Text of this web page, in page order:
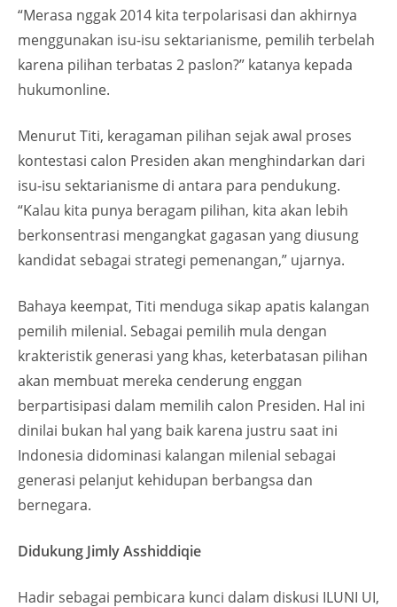
“Merasa nggak 2014 kita terpolarisasi dan akhirnya
menggunakan isu-isu sektarianisme, pemilih terbelah
karena pilihan terbatas 2 paslon?” katanya kepada
hukumonline.
Menurut Titi, keragaman pilihan sejak awal proses
kontestasi calon Presiden akan menghindarkan dari
isu-isu sektarianisme di antara para pendukung.
“Kalau kita punya beragam pilihan, kita akan lebih
berkonsentrasi mengangkat gagasan yang diusung
kandidat sebagai strategi pemenangan,” ujarnya.
Bahaya keempat, Titi menduga sikap apatis kalangan
pemilih milenial. Sebagai pemilih mula dengan
krakteristik generasi yang khas, keterbatasan pilihan
akan membuat mereka cenderung enggan
berpartisipasi dalam memilih calon Presiden. Hal ini
dinilai bukan hal yang baik karena justru saat ini
Indonesia didominasi kalangan milenial sebagai
generasi pelanjut kehidupan berbangsa dan
bernegara.
Didukung Jimly Asshiddiqie
Hadir sebagai pembicara kunci dalam diskusi ILUNI UI,